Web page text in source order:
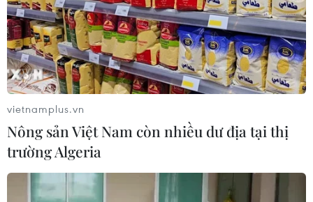
Bị cựu sinh viên kiện đòi 44 tỉ
vietnamplus.vn
Nông sản Việt Nam còn nhiều dư địa tại thị
trường Algeria